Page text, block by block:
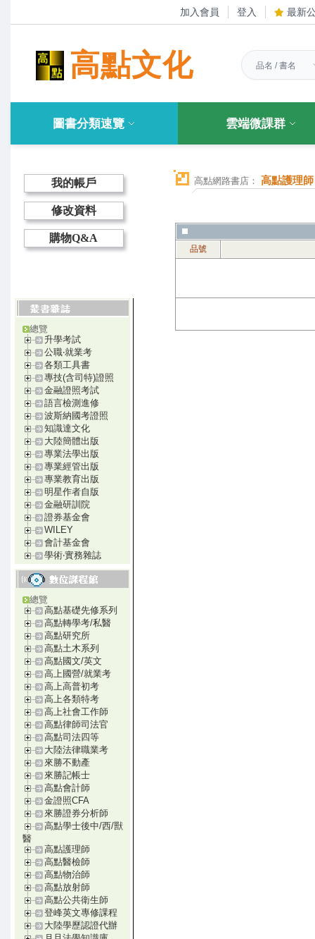
加入會員 登入 最新
高點文化
圖書分類速覽 雲端微課群
我的帳戶
修改資料
購物Q&A
總覽
升學考試
公職‧就業考
各類工具書
專技(含司特)證照
金融證照考試
語言檢測進修
波斯納國考證照
知識達文化
大陸簡體出版
專業法學出版
專業經管出版
專業教育出版
明星作者自版
金融研訓院
證券基金會
WILEY
會計基金會
學術‧實務雜誌
總覽
高點基礎先修系列
高點轉學考/私醫
高點研究所
高點土木系列
高點國文/英文
高上國營/就業考
高上高普初考
高上各類特考
高上社會工作師
高點律師司法官
高點司法四等
大陸法律職業考
來勝不動產
來勝記帳士
高點會計師
金證照CFA
來勝證券分析師
高點學士後中/西/獸
醫
高點護理師
高點醫檢師
高點物治師
高點放射師
高點公共衛生師
登峰英文專修課程
大陸學歷認證代辦
高點網路書店： 高點護理師
品號